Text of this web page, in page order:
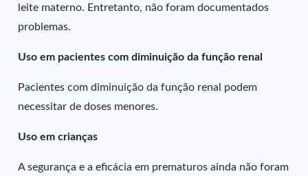
leite materno. Entretanto, não foram documentados
problemas.
Uso em pacientes com diminuição da função renal
Pacientes com diminuição da função renal podem
necessitar de doses menores.
Uso em crianças
A segurança e a eficácia em prematuros ainda não foram